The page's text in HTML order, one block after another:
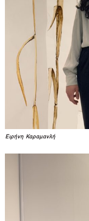
Ειρήνη Καραμανλή